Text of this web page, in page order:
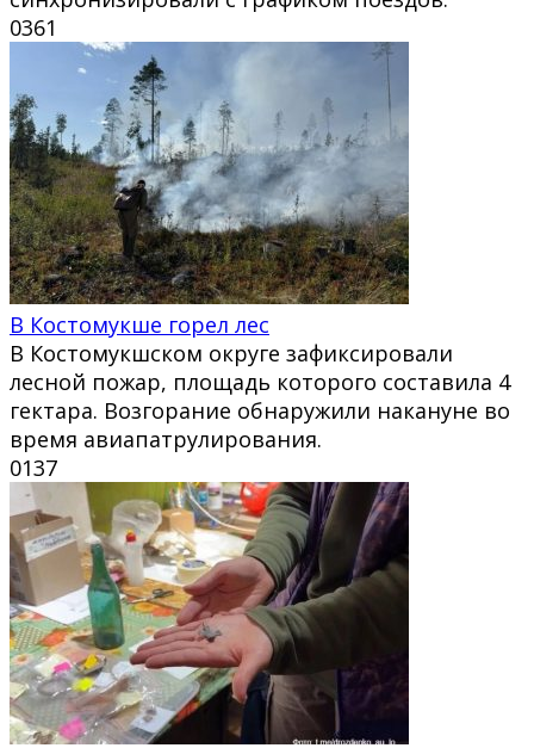
0361
В Костомукше горел лес
В Костомукшском округе зафиксировали
лесной пожар, площадь которого составила 4
гектара. Возгорание обнаружили накануне во
время авиапатрулирования.
0137